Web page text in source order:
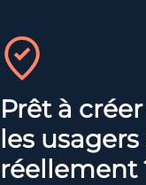
Prêt à
les
réellement